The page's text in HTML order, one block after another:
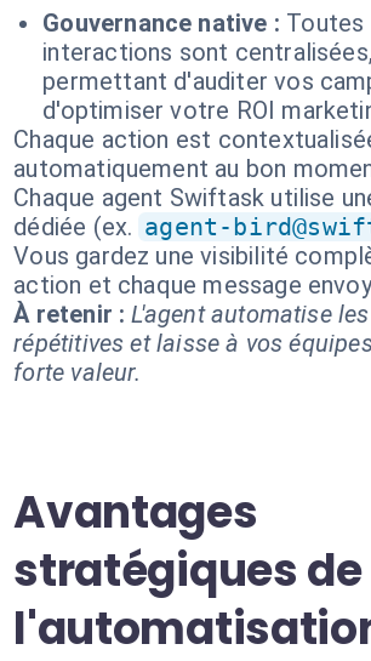
Gouvernance native : Toutes
interactions sont
permettant d'auditer vos
d'optimiser votre ROI
Chaque action est
automatiquement au bon
Chaque agent Swiftask utilise
dédiée (ex. agent-
Vous gardez une visibilité
action et chaque message
À retenir : L'agent automatise
répétitives et laisse à vos
forte valeur.
Avantages
stratégiques de